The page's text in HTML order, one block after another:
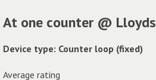
At one counter @ Lloyds
Device type: Counter loop (fixed)
Average rating